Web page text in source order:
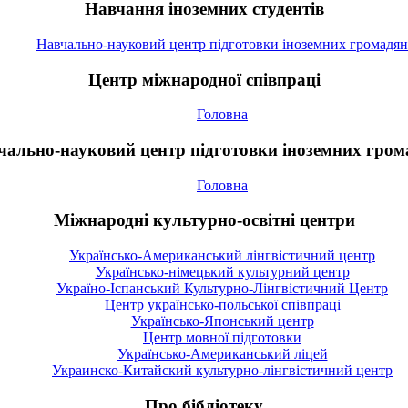
Навчання іноземних студентів
Навчально-науковий центр підготовки іноземних громадян
Центр міжнародної співпраці
Головна
науковий центр підготовки іноземних
Головна
Міжнародні культурно-освітні центри
Українсько-Американський лінгвістичний центр
Українсько-німецький культурний центр
Україно-Іспанський Культурно-Лінгвістичний Центр
Центр українсько-польської співпраці
Українсько-Японський центр
Центр мовної підготовки
Українсько-Американський ліцей
Украинско-Китайский культурно-лінгвістичний центр